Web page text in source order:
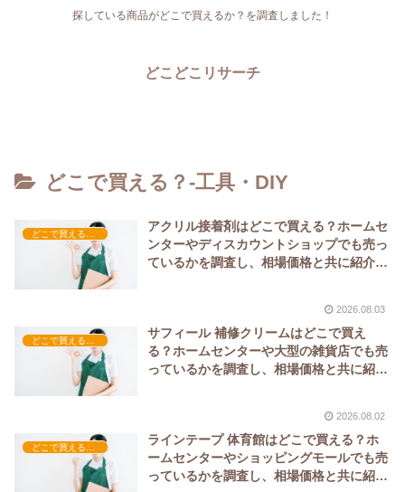
探している商品がどこで買えるか？を調査しました！
どこどこリサーチ
どこで買える？-工具・DIY
どこで買える？-工具・DIY
アクリル接着剤はどこで買える？ホームセ
ンターやディスカウントショップでも売っ
ているかを調査し、相場価格と共に紹介し
2026.08.03
サフィール 補修クリームはどこで買え
る？ホームセンターや大型の雑貨店でも売
っているかを調査し、相場価格と共に紹介
2026.08.02
ラインテープ 体育館はどこで買える？ホ
ームセンターやショッピングモールでも売
っているかを調査し、相場価格と共に紹介